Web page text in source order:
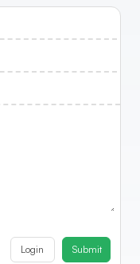
Login Submit